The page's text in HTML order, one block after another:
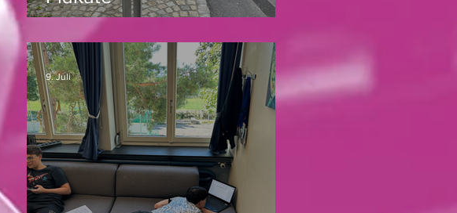
9. Juli